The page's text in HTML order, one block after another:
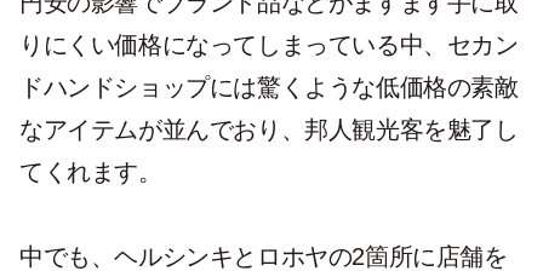
りにくい価格になってしまっている中、セカン
ドハンドショップには驚くような低価格の素敵
なアイテムが並んでおり、邦人観光客を魅了し
てくれます。
中でも、ヘルシンキとロホヤの2箇所に店舗を